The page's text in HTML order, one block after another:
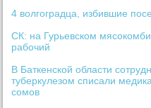
4 волгоградца, избившие
СК: на Гурьевском
рабочий
В Баткенской области
туберкулезом списали
сомов